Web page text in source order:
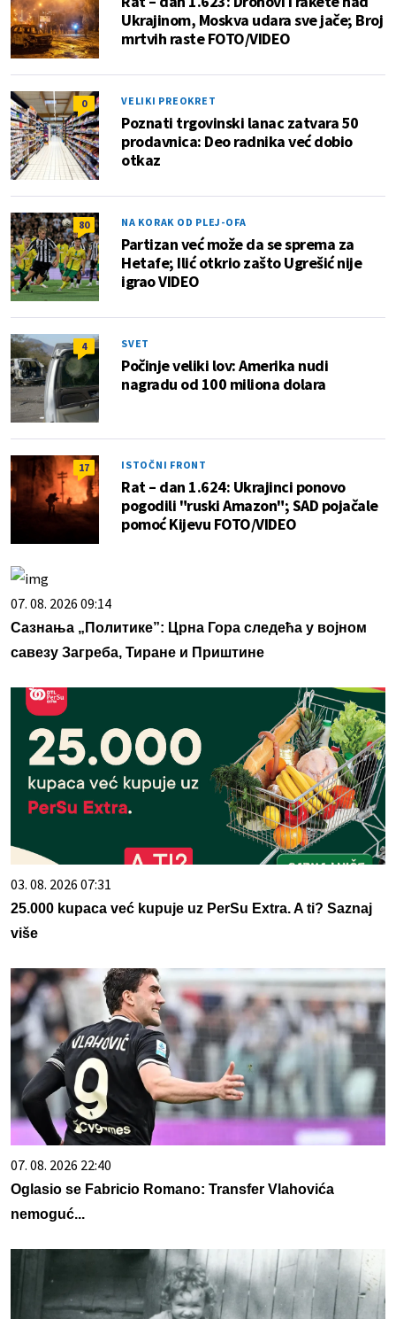
Ukrajinom, Moskva udara sve jače; Broj
mrtvih raste FOTO/VIDEO
0 VELIKI PREOKRET
Poznati trgovinski lanac zatvara 50
prodavnica: Deo radnika već dobio
otkaz
80 NA KORAK OD PLEJ-OFA
Partizan već može da se sprema za
Hetafe; Ilić otkrio zašto Ugrešić nije
igrao VIDEO
4 SVET
Počinje veliki lov: Amerika nudi
nagradu od 100 miliona dolara
17 ISTOČNI FRONT
Rat – dan 1.624: Ukrajinci ponovo
pogodili "ruski Amazon"; SAD pojačale
pomoć Kijevu FOTO/VIDEO
07. 08. 2026 09:14
Сазнања „Политике”: Црна Гора следећа у војном
савезу Загреба, Тиране и Приштине
03. 08. 2026 07:31
25.000 kupaca već kupuje uz PerSu Extra. A ti? Saznaj
više
07. 08. 2026 22:40
Oglasio se Fabricio Romano: Transfer Vlahovića
nemoguć...